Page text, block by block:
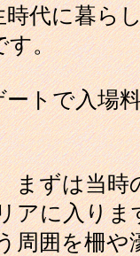
代に暮ら
す。
トで入場
ずは当時
アに入りま
周囲を柵や